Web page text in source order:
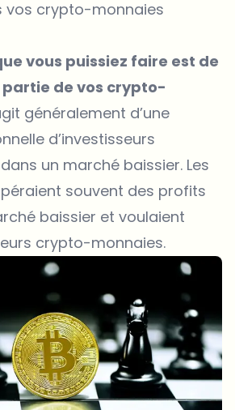
vos crypto-monnaies
vous puissiez faire est de
de vos crypto-
généralement d’une
d’investisseurs
un marché baissier. Les
souvent des profits
baissier et voulaient
crypto-monnaies.